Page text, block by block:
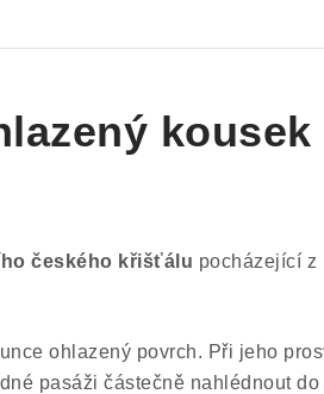
kousek
českého křišťálu pocházející z
ohlazený povrch. Při jeho
pasáži částečně nahlédnout do